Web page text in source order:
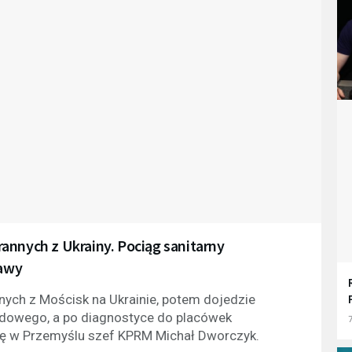
z Ukrainy. Pociąg sanitarny
z Mościsk na Ukrainie, potem dojedzie
a po diagnostyce do placówek
Przemyślu szef KPRM Michał Dworczyk.